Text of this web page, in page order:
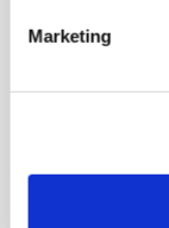
Marketing
Snart kan
Før